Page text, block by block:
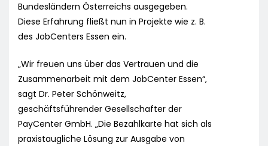
Bundesländern Österreichs ausgegeben.
Diese Erfahrung fließt nun in Projekte wie z. B.
des JobCenters Essen ein.
„Wir freuen uns über das Vertrauen und die
Zusammenarbeit mit dem JobCenter Essen“,
sagt Dr. Peter Schönweitz,
geschäftsführender Gesellschafter der
PayCenter GmbH. „Die Bezahlkarte hat sich als
praxistaugliche Lösung zur Ausgabe von